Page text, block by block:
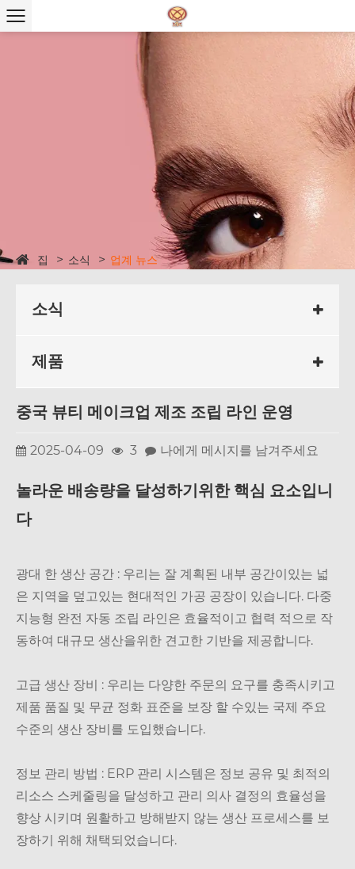
집 소식 업계 뉴스
소식
제품
중국 뷰티 메이크업 제조 조립 라인 운영
2025-04-09 3 나에게 메시지를 남겨주세요
놀라운 배송량을 달성하기위한 핵심 요소입니
다
광대 한 생산 공간 : 우리는 잘 계획된 내부 공간이있는 넓
은 지역을 덮고있는 현대적인 가공 공장이 있습니다. 다중
지능형 완전 자동 조립 라인은 효율적이고 협력 적으로 작
동하여 대규모 생산을위한 견고한 기반을 제공합니다.
고급 생산 장비 : 우리는 다양한 주문의 요구를 충족시키고
제품 품질 및 무균 정화 표준을 보장 할 수있는 국제 주요
수준의 생산 장비를 도입했습니다.
정보 관리 방법 : ERP 관리 시스템은 정보 공유 및 최적의
리소스 스케줄링을 달성하고 관리 의사 결정의 효율성을
향상 시키며 원활하고 방해받지 않는 생산 프로세스를 보
장하기 위해 채택되었습니다.